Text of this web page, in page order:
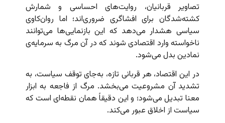
تصاویر قربانیان، روایت‌های احساسی و شمارش
کشته‌شدگان برای افشاگری ضروری‌اند؛ اما روان‌کاوی
سیاسی هشدار می‌دهد که این بازنمایی‌ها می‌توانند
ناخواسته وارد اقتصادی شوند که در آن مرگ به سرمایه‌ی
نمادین بدل می‌شود.
در این اقتصاد، هر قربانی تازه، به‌جای توقف سیاست، به
تشدید آن مشروعیت می‌بخشد. مرگ از فاجعه به ابزار
معنا تبدیل می‌شود؛ و این دقیقاً همان نقطه‌ای است که
سیاست از اخلاق عبور می‌کند.